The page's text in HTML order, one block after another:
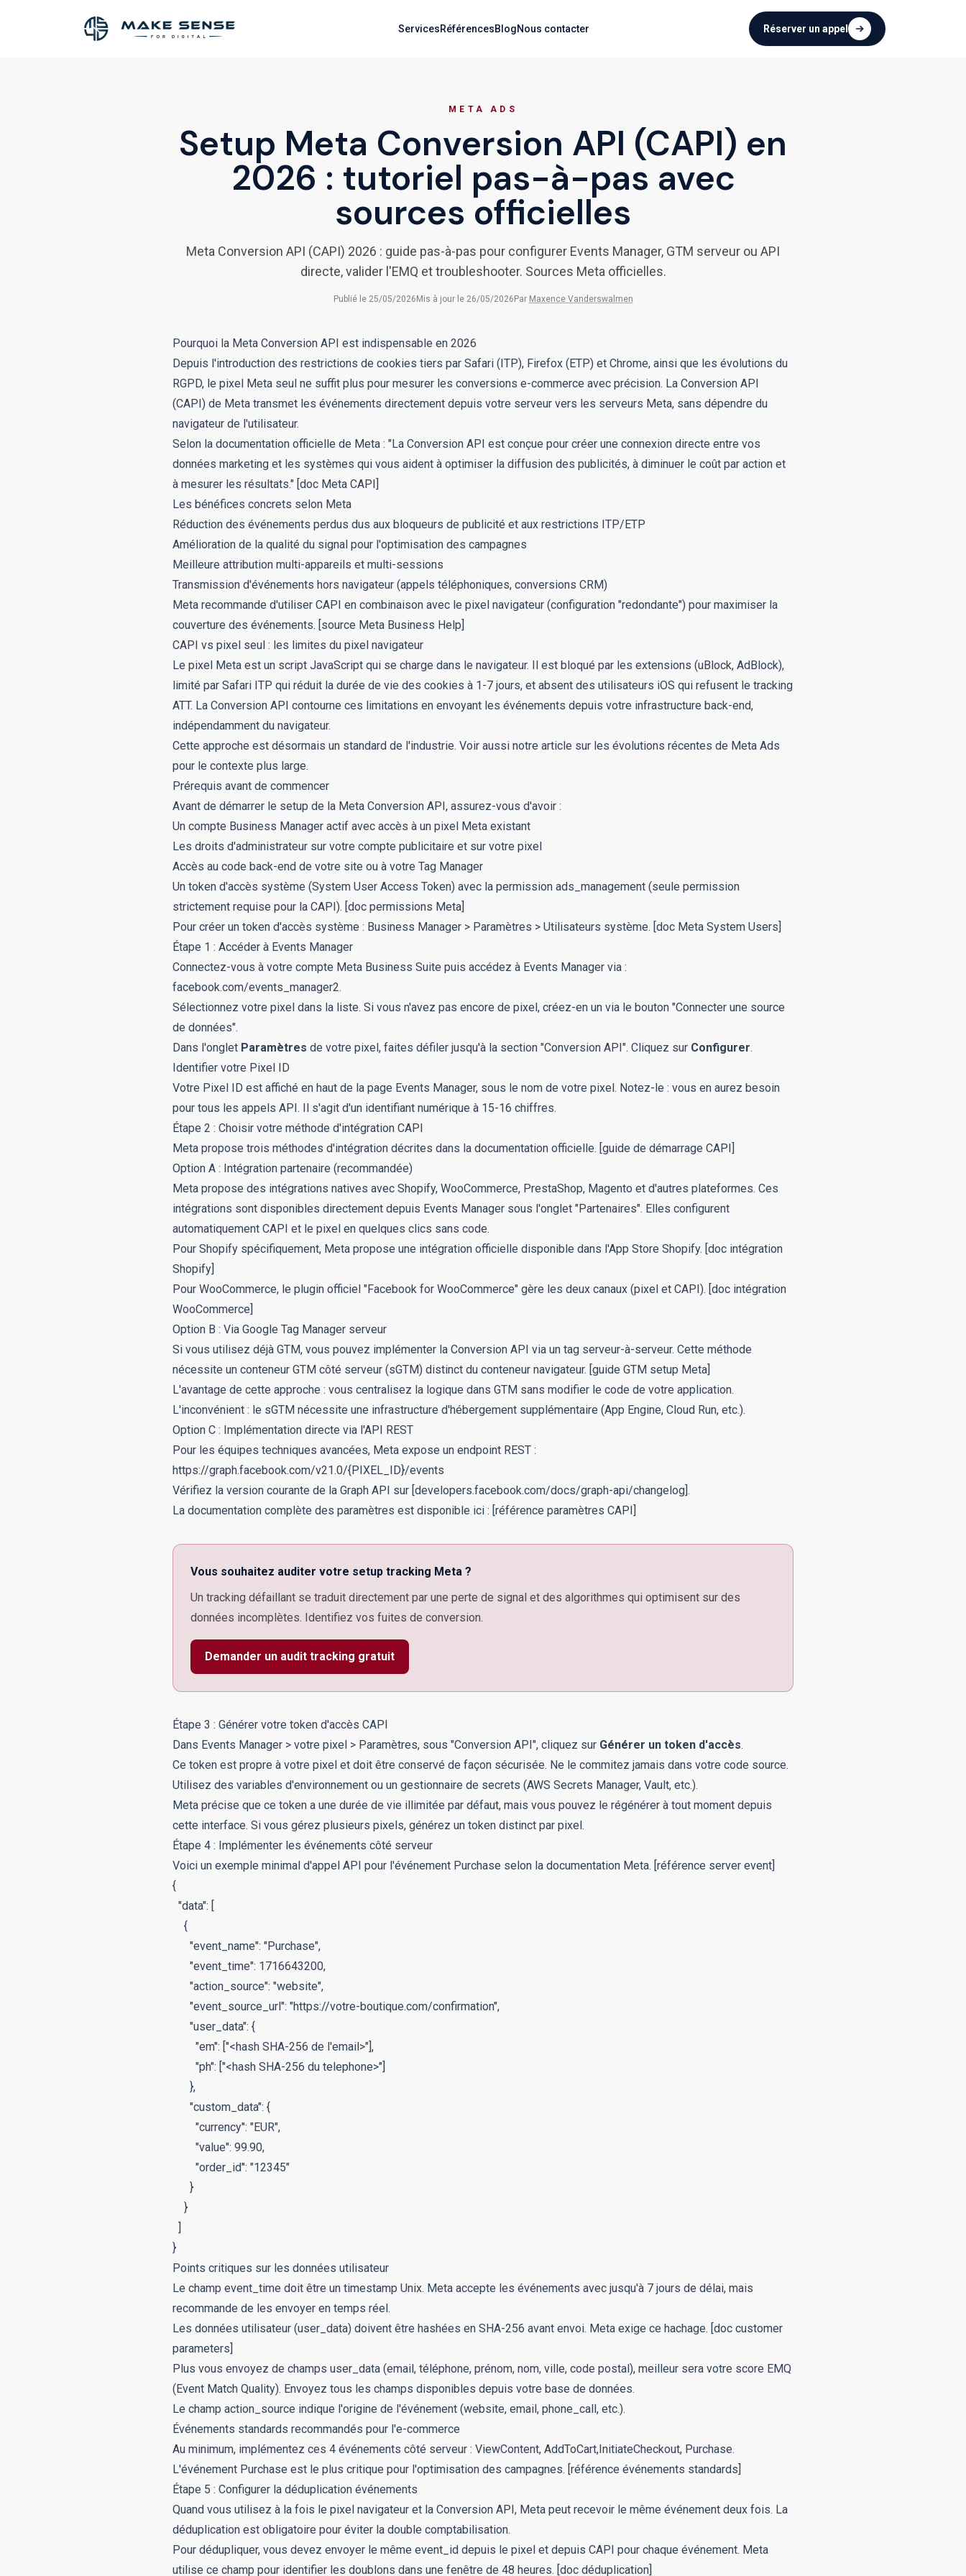
NOUS CONTACTER
ServicesRéférencesBlogNous contacter Réserver un appel
META ADS
Setup Meta Conversion API (CAPI) en
2026 : tutoriel pas-à-pas avec
sources officielles
Meta Conversion API (CAPI) 2026 : guide pas-à-pas pour configurer Events Manager, GTM serveur ou API
directe, valider l'EMQ et troubleshooter. Sources Meta officielles.
Publié le 25/05/2026 Mis à jour le 26/05/2026 Par Maxence Vanderswalmen
Pourquoi la Meta Conversion API est indispensable en 2026
Depuis l'introduction des restrictions de cookies tiers par Safari (ITP), Firefox (ETP) et Chrome, ainsi que les évolutions du
RGPD, le pixel Meta seul ne suffit plus pour mesurer les conversions e-commerce avec précision. La Conversion API
(CAPI) de Meta transmet les événements directement depuis votre serveur vers les serveurs Meta, sans dépendre du
navigateur de l'utilisateur.
Selon la documentation officielle de Meta : "La Conversion API est conçue pour créer une connexion directe entre vos
données marketing et les systèmes qui vous aident à optimiser la diffusion des publicités, à diminuer le coût par action et
à mesurer les résultats." [doc Meta CAPI]
Les bénéfices concrets selon Meta
Réduction des événements perdus dus aux bloqueurs de publicité et aux restrictions ITP/ETP
Amélioration de la qualité du signal pour l'optimisation des campagnes
Meilleure attribution multi-appareils et multi-sessions
Transmission d'événements hors navigateur (appels téléphoniques, conversions CRM)
Meta recommande d'utiliser CAPI en combinaison avec le pixel navigateur (configuration "redondante") pour maximiser la
couverture des événements. [source Meta Business Help]
CAPI vs pixel seul : les limites du pixel navigateur
Le pixel Meta est un script JavaScript qui se charge dans le navigateur. Il est bloqué par les extensions (uBlock, AdBlock),
limité par Safari ITP qui réduit la durée de vie des cookies à 1-7 jours, et absent des utilisateurs iOS qui refusent le tracking
ATT. La Conversion API contourne ces limitations en envoyant les événements depuis votre infrastructure back-end,
indépendamment du navigateur.
Cette approche est désormais un standard de l'industrie. Voir aussi notre article sur les évolutions récentes de Meta Ads
pour le contexte plus large.
Prérequis avant de commencer
Avant de démarrer le setup de la Meta Conversion API, assurez-vous d'avoir :
Un compte Business Manager actif avec accès à un pixel Meta existant
Les droits d'administrateur sur votre compte publicitaire et sur votre pixel
Accès au code back-end de votre site ou à votre Tag Manager
Un token d'accès système (System User Access Token) avec la permission ads_management (seule permission
strictement requise pour la CAPI). [doc permissions Meta]
Pour créer un token d'accès système : Business Manager > Paramètres > Utilisateurs système. [doc Meta System Users]
Étape 1 : Accéder à Events Manager
Connectez-vous à votre compte Meta Business Suite puis accédez à Events Manager via :
facebook.com/events_manager2.
Sélectionnez votre pixel dans la liste. Si vous n'avez pas encore de pixel, créez-en un via le bouton "Connecter une source
de données".
Dans l'onglet Paramètres de votre pixel, faites défiler jusqu'à la section "Conversion API". Cliquez sur Configurer.
Identifier votre Pixel ID
Votre Pixel ID est affiché en haut de la page Events Manager, sous le nom de votre pixel. Notez-le : vous en aurez besoin
pour tous les appels API. Il s'agit d'un identifiant numérique à 15-16 chiffres.
Étape 2 : Choisir votre méthode d'intégration CAPI
Meta propose trois méthodes d'intégration décrites dans la documentation officielle. [guide de démarrage CAPI]
Option A : Intégration partenaire (recommandée)
Meta propose des intégrations natives avec Shopify, WooCommerce, PrestaShop, Magento et d'autres plateformes. Ces
intégrations sont disponibles directement depuis Events Manager sous l'onglet "Partenaires". Elles configurent
automatiquement CAPI et le pixel en quelques clics sans code.
Pour Shopify spécifiquement, Meta propose une intégration officielle disponible dans l'App Store Shopify. [doc intégration
Shopify]
Pour WooCommerce, le plugin officiel "Facebook for WooCommerce" gère les deux canaux (pixel et CAPI). [doc intégration
WooCommerce]
Option B : Via Google Tag Manager serveur
Si vous utilisez déjà GTM, vous pouvez implémenter la Conversion API via un tag serveur-à-serveur. Cette méthode
nécessite un conteneur GTM côté serveur (sGTM) distinct du conteneur navigateur. [guide GTM setup Meta]
L'avantage de cette approche : vous centralisez la logique dans GTM sans modifier le code de votre application.
L'inconvénient : le sGTM nécessite une infrastructure d'hébergement supplémentaire (App Engine, Cloud Run, etc.).
Option C : Implémentation directe via l'API REST
Pour les équipes techniques avancées, Meta expose un endpoint REST :
https://graph.facebook.com/v21.0/{PIXEL_ID}/events
Vérifiez la version courante de la Graph API sur [developers.facebook.com/docs/graph-api/changelog].
La documentation complète des paramètres est disponible ici : [référence paramètres CAPI]
Vous souhaitez auditer votre setup tracking Meta ?
Un tracking défaillant se traduit directement par une perte de signal et des algorithmes qui optimisent sur des
données incomplètes. Identifiez vos fuites de conversion.
Demander un audit tracking gratuit
Étape 3 : Générer votre token d'accès CAPI
Dans Events Manager > votre pixel > Paramètres, sous "Conversion API", cliquez sur Générer un token d'accès.
Ce token est propre à votre pixel et doit être conservé de façon sécurisée. Ne le commitez jamais dans votre code source.
Utilisez des variables d'environnement ou un gestionnaire de secrets (AWS Secrets Manager, Vault, etc.).
Meta précise que ce token a une durée de vie illimitée par défaut, mais vous pouvez le régénérer à tout moment depuis
cette interface. Si vous gérez plusieurs pixels, générez un token distinct par pixel.
Étape 4 : Implémenter les événements côté serveur
Voici un exemple minimal d'appel API pour l'événement Purchase selon la documentation Meta. [référence server event]
{
  "data": [
    {
      "event_name": "Purchase",
      "event_time": 1716643200,
      "action_source": "website",
      "event_source_url": "https://votre-boutique.com/confirmation",
      "user_data": {
        "em": ["<hash SHA-256 de l'email>"],
        "ph": ["<hash SHA-256 du telephone>"]
      },
      "custom_data": {
        "currency": "EUR",
        "value": 99.90,
        "order_id": "12345"
      }
    }
  ]
}
Points critiques sur les données utilisateur
Le champ event_time doit être un timestamp Unix. Meta accepte les événements avec jusqu'à 7 jours de délai, mais
recommande de les envoyer en temps réel.
Les données utilisateur (user_data) doivent être hashées en SHA-256 avant envoi. Meta exige ce hachage. [doc customer
parameters]
Plus vous envoyez de champs user_data (email, téléphone, prénom, nom, ville, code postal), meilleur sera votre score EMQ
(Event Match Quality). Envoyez tous les champs disponibles depuis votre base de données.
Le champ action_source indique l'origine de l'événement (website, email, phone_call, etc.).
Événements standards recommandés pour l'e-commerce
Au minimum, implémentez ces 4 événements côté serveur : ViewContent, AddToCart,InitiateCheckout, Purchase.
L'événement Purchase est le plus critique pour l'optimisation des campagnes. [référence événements standards]
Étape 5 : Configurer la déduplication événements
Quand vous utilisez à la fois le pixel navigateur et la Conversion API, Meta peut recevoir le même événement deux fois. La
déduplication est obligatoire pour éviter la double comptabilisation.
Pour dédupliquer, vous devez envoyer le même event_id depuis le pixel et depuis CAPI pour chaque événement. Meta
utilise ce champ pour identifier les doublons dans une fenêtre de 48 heures. [doc déduplication]